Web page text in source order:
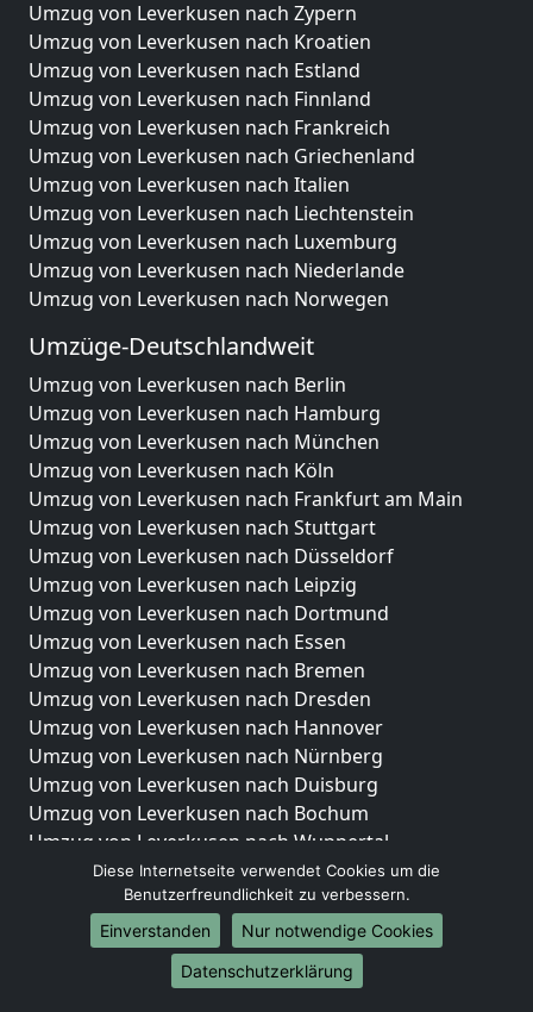
Umzug von Leverkusen nach Zypern
Umzug von Leverkusen nach Kroatien
Umzug von Leverkusen nach Estland
Umzug von Leverkusen nach Finnland
Umzug von Leverkusen nach Frankreich
Umzug von Leverkusen nach Griechenland
Umzug von Leverkusen nach Italien
Umzug von Leverkusen nach Liechtenstein
Umzug von Leverkusen nach Luxemburg
Umzug von Leverkusen nach Niederlande
Umzug von Leverkusen nach Norwegen
Umzüge-Deutschlandweit
Umzug von Leverkusen nach Berlin
Umzug von Leverkusen nach Hamburg
Umzug von Leverkusen nach München
Umzug von Leverkusen nach Köln
Umzug von Leverkusen nach Frankfurt am Main
Umzug von Leverkusen nach Stuttgart
Umzug von Leverkusen nach Düsseldorf
Umzug von Leverkusen nach Leipzig
Umzug von Leverkusen nach Dortmund
Umzug von Leverkusen nach Essen
Umzug von Leverkusen nach Bremen
Umzug von Leverkusen nach Dresden
Umzug von Leverkusen nach Hannover
Umzug von Leverkusen nach Nürnberg
Umzug von Leverkusen nach Duisburg
Umzug von Leverkusen nach Bochum
Umzug von Leverkusen nach Wuppertal
Umzug von Leverkusen nach Bielefeld
Umzug von Leverkusen nach Bonn
Umzug von Leverkusen nach Münster
Internationale-Umzüge
Diese Internetseite verwendet Cookies um die
Benutzerfreundlichkeit zu verbessern.
Einverstanden
Nur notwendige Cookies
Datenschutzerklärung